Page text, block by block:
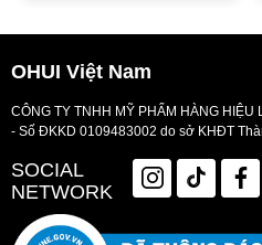
OHUI Việt Nam
CÔNG TY TNHH MỸ PHẨM HÀNG HIỆU
- Số ĐKKD 0109483002 do sở KHĐT
SOCIAL
NETWORK